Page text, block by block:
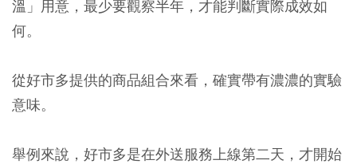
溫」用意，最少要觀察半年，才能判斷實際成效如
何。
從好市多提供的商品組合來看，確實帶有濃濃的實驗
意味。
舉例來說，好市多是在外送服務上線第二天，才開始